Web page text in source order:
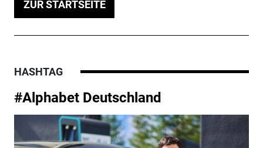
ZUR STARTSEITE
HASHTAG
#Alphabet Deutschland